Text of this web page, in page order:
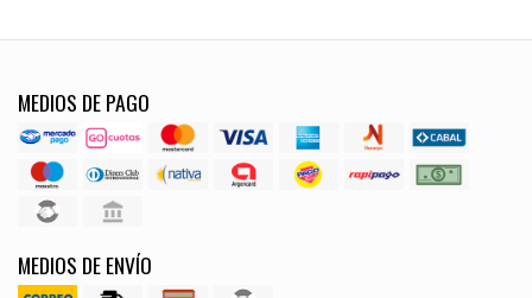
MEDIOS DE PAGO
MEDIOS DE ENVÍO